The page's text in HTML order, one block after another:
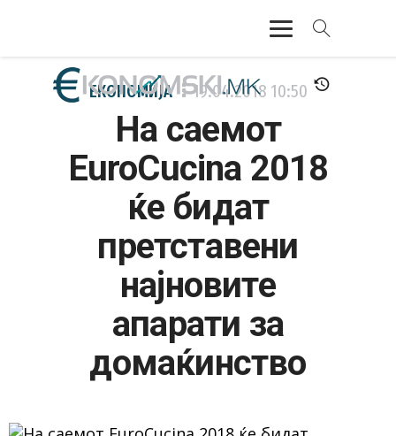
АКТУЕЛНО
ЕКОНОМИЈА
ФИНАНСИИ
БАНКАРСТВО
ЖИВОТ
ЕКОНОМИЈА 19.04.2018 10:50
На саемот
EuroCucina 2018
ќе бидат
претставени
најновите
апарати за
домаќинство